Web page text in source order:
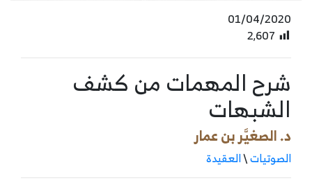
01/04/2020
2٬607
شرح المهمات من كشف
الشبهات
د. الصغيَّر بن عمار
الصوتيات\العقيدة